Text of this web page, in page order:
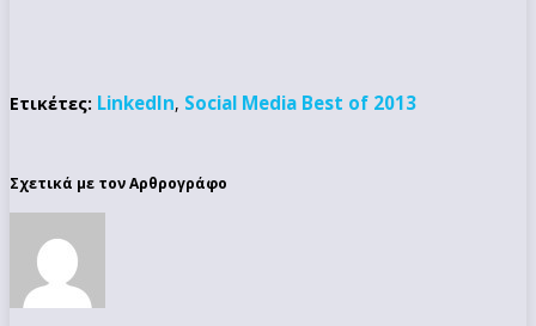
Ετικέτες: LinkedIn, Social Media Best of 2013
Σχετικά με τον Αρθρογράφο